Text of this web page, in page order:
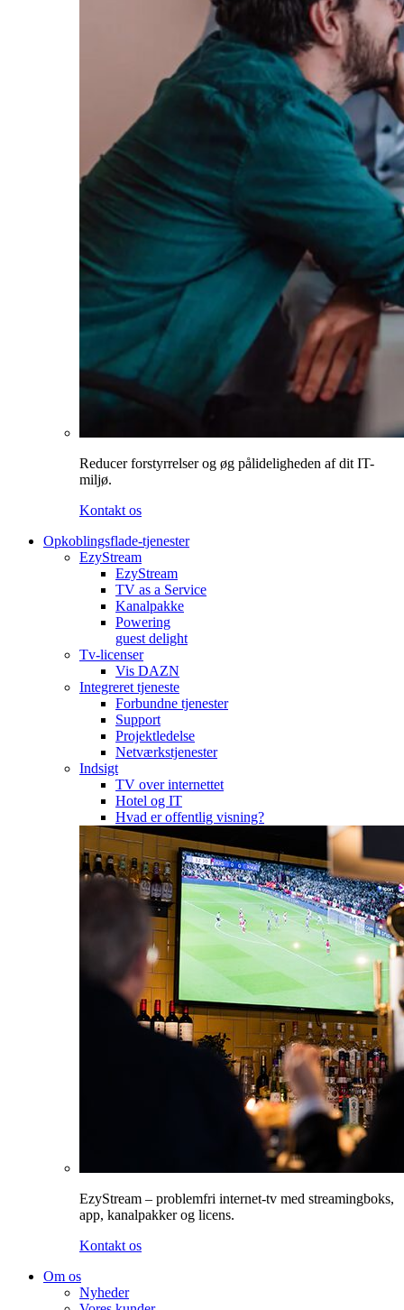
Reducer forstyrrelser og øg pålideligheden af dit IT-
miljø.
Kontakt os
Opkoblingsflade-tjenester
EzyStream
EzyStream
TV as a Service
Kanalpakke
Powering
guest delight
Tv-licenser
Vis DAZN
Integreret tjeneste
Forbundne tjenester
Support
Projektledelse
Netværkstjenester
Indsigt
TV over internettet
Hotel og IT
Hvad er offentlig visning?
EzyStream – problemfri internet-tv med streamingboks,
app, kanalpakker og licens.
Kontakt os
Om os
Nyheder